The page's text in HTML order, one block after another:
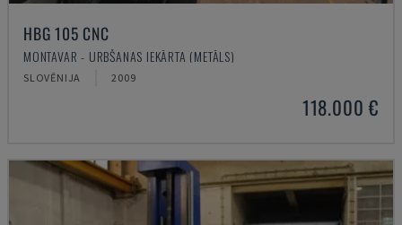
HBG 105 CNC
MONTAVAR - URBŠANAS IEKĀRTA (METĀLS)
SLOVĒNIJA 2009
118.000 €